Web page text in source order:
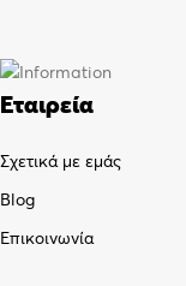
Εταιρεία
Σχετικά με εμάς
Blog
Επικοινωνία